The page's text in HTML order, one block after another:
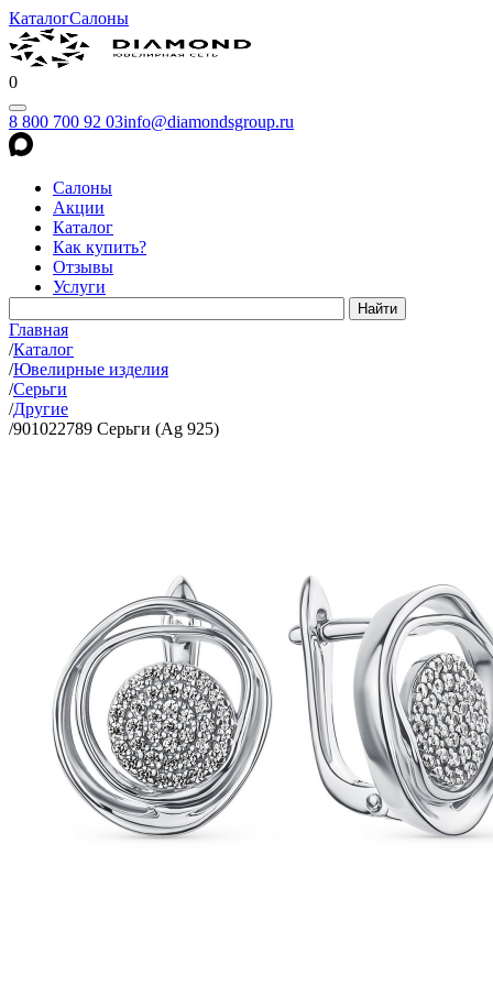
КаталогСалоны
0
8 800 700 92 03info@diamondsgroup.ru
Салоны
Акции
Каталог
Как купить?
Отзывы
Услуги
Главная
/Каталог
/Ювелирные изделия
/Серьги
/Другие
/901022789 Серьги (Ag 925)